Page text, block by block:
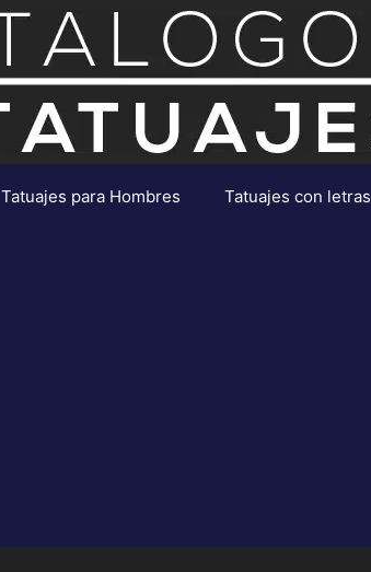
Tatuajes para Hombres Tatuajes con letras